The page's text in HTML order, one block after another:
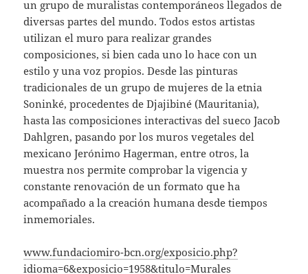
un grupo de muralistas contemporáneos llegados de
diversas partes del mundo. Todos estos artistas
utilizan el muro para realizar grandes
composiciones, si bien cada uno lo hace con un
estilo y una voz propios. Desde las pinturas
tradicionales de un grupo de mujeres de la etnia
Soninké, procedentes de Djajibiné (Mauritania),
hasta las composiciones interactivas del sueco Jacob
Dahlgren, pasando por los muros vegetales del
mexicano Jerónimo Hagerman, entre otros, la
muestra nos permite comprobar la vigencia y
constante renovación de un formato que ha
acompañado a la creación humana desde tiempos
inmemoriales.
www.fundaciomiro-bcn.org/exposicio.php?
idioma=6&exposicio=1958&titulo=Murales